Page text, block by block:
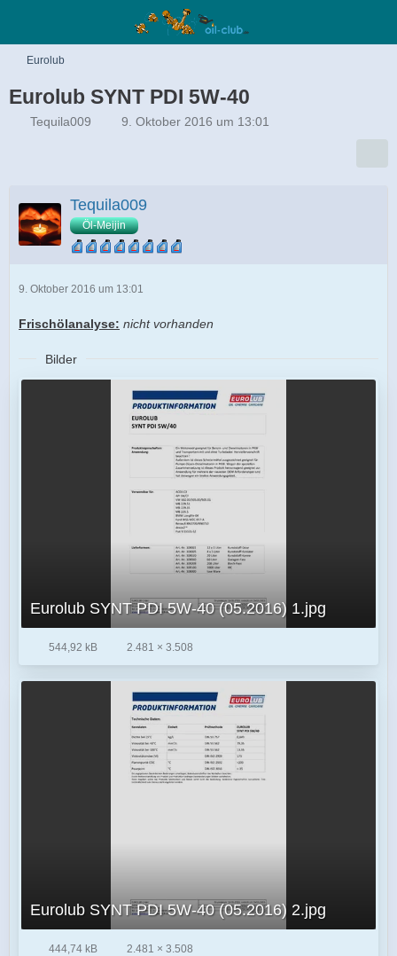
Eurolub
Eurolub SYNT PDI 5W-40
Tequila009 9. Oktober 2016 um 13:01
Tequila009
Öl-Meijin
9. Oktober 2016 um 13:01
Frischölanalyse: nicht vorhanden
Bilder
Eurolub SYNT PDI 5W-40 (05.2016) 1.jpg
544,92 kB 2.481 × 3.508
Eurolub SYNT PDI 5W-40 (05.2016) 2.jpg
444,74 kB 2.481 × 3.508